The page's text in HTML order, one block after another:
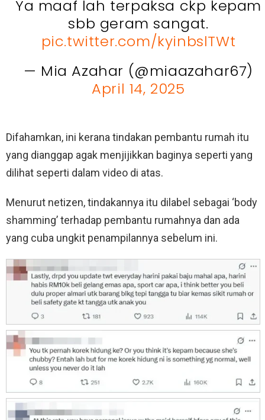
Ya maaf lah terpaksa ckp kepam
sbb geram sangat.
pic.twitter.com/kyinbslTWt
— Mia Azahar (@miaazahar67)
April 14, 2025
Difahamkan, ini kerana tindakan pembantu rumah itu
yang dianggap agak menjijikkan baginya seperti yang
dilihat seperti dalam video di atas.
Menurut netizen, tindakannya itu dilabel sebagai ‘body
shamming’ terhadap pembantu rumahnya dan ada
yang cuba ungkit penampilannya sebelum ini.